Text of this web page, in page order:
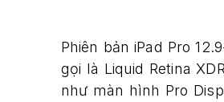
Phiên bản iPad Pro
gọi là Liquid Retina
như màn hình Pro